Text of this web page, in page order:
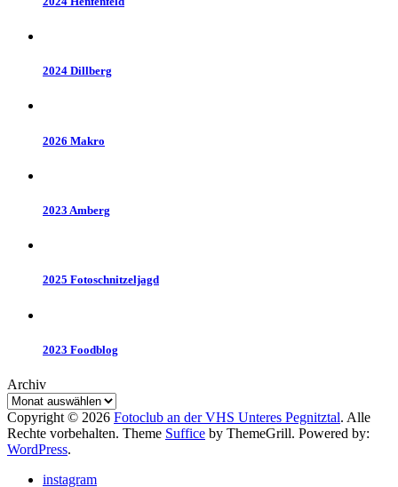
2024 Dillberg
2026 Makro
2023 Amberg
2025 Fotoschnitzeljagd
2023 Foodblog
Archiv
Copyright © 2026 Fotoclub an der VHS Unteres Pegnitztal. Alle
Rechte vorbehalten. Theme Suffice by ThemeGrill. Powered by:
WordPress.
instagram